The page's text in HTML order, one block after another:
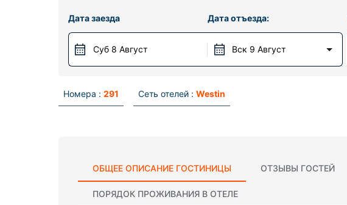
Дата заезда
Суб 8 Август
Дата отъезда:
Вск 9 Август
Номера : 291 Сеть отелей : Westin
ОБЩЕЕ ОПИСАНИЕ ГОСТИНИЦЫ ОТЗЫВЫ ГОСТЕЙ
ПОРЯДОК ПРОЖИВАНИЯ В ОТЕЛЕ